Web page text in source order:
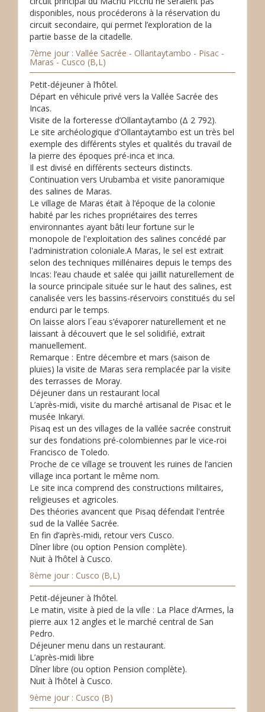
disponibles, nous procéderons à la réservation du
circuit secondaire, qui permet l’exploration de la
partie basse de la citadelle.
7ème jour : Vallée Sacrée - Ollantaytambo - Pisac -
Maras - Cusco (B,L)
Petit-déjeuner à l’hôtel.
Départ en véhicule privé vers la Vallée Sacrée des
Incas.
Visite de la forteresse d’Ollantaytambo (Δ 2 792).
Le site archéologique d'Ollantaytambo est un très bel
exemple des différents styles et qualités du travail de
la pierre des époques pré-inca et inca.
Il est divisé en différents secteurs distincts.
Continuation vers Urubamba et visite panoramique
des salines de Maras.
Le village de Maras était à l’époque de la colonie
habité par les riches propriétaires des terres
environnantes ayant bâti leur fortune sur le
monopole de l'exploitation des salines concédé par
l'administration coloniale.A Maras, le sel est extrait
selon des techniques millénaires depuis le temps des
Incas: l’eau chaude et salée qui jaillit naturellement de
la source principale située sur le haut des salines, est
canalisée vers les bassins-réservoirs constitués du sel
endurci par le temps.
On laisse alors l´eau s’évaporer naturellement et ne
laissant à découvert que le sel solidifié, extrait
manuellement.
Remarque : Entre décembre et mars (saison de
pluies) la visite de Maras sera remplacée par la visite
des terrasses de Moray.
Déjeuner dans un restaurant local
L’après-midi, visite du marché artisanal de Pisac et le
musée Inkaryi.
Pisaq est un des villages de la vallée sacrée construit
sur des fondations pré-colombiennes par le vice-roi
Francisco de Toledo.
Proche de ce village se trouvent les ruines de l’ancien
village inca portant le même nom.
Le site inca comprend des constructions militaires,
religieuses et agricoles.
Des théories avancent que Pisaq défendait l'entrée
sud de la Vallée Sacrée.
En fin d’après-midi, retour vers Cusco.
Dîner libre (ou option Pension complète).
Nuit à l’hôtel à Cusco.
8ème jour : Cusco (B,L)
Petit-déjeuner à l’hôtel.
Le matin, visite à pied de la ville : La Place d’Armes, la
pierre aux 12 angles et le marché central de San
Pedro.
Déjeuner menu dans un restaurant.
L’après-midi libre
Dîner libre (ou option Pension complète).
Nuit à l’hôtel à Cusco.
9ème jour : Cusco (B)